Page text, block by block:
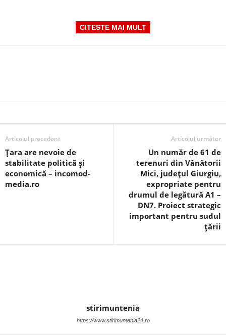
CITESTE MAI MULT
Articolul precedent
Țara are nevoie de
stabilitate politică și
economică – incomod-
media.ro
Articolul următor
Un număr de 61 de
terenuri din Vânătorii
Mici, județul Giurgiu,
expropriate pentru
drumul de legătură A1 –
DN7. Proiect strategic
important pentru sudul
țării
stirimuntenia
https://www.stirimuntenia24.ro